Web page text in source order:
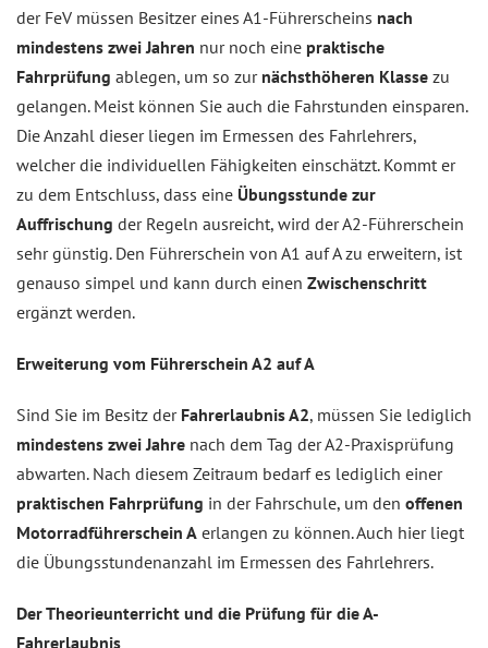
der FeV müssen Besitzer eines A1-Führerscheins nach
mindestens zwei Jahren nur noch eine praktische
Fahrprüfung ablegen, um so zur nächsthöheren Klasse zu
gelangen. Meist können Sie auch die Fahrstunden einsparen.
Die Anzahl dieser liegen im Ermessen des Fahrlehrers,
welcher die individuellen Fähigkeiten einschätzt. Kommt er
zu dem Entschluss, dass eine Übungsstunde zur
Auffrischung der Regeln ausreicht, wird der A2-Führerschein
sehr günstig. Den Führerschein von A1 auf A zu erweitern, ist
genauso simpel und kann durch einen Zwischenschritt
ergänzt werden.
Erweiterung vom Führerschein A2 auf A
Sind Sie im Besitz der Fahrerlaubnis A2, müssen Sie lediglich
mindestens zwei Jahre nach dem Tag der A2-Praxisprüfung
abwarten. Nach diesem Zeitraum bedarf es lediglich einer
praktischen Fahrprüfung in der Fahrschule, um den offenen
Motorradführerschein A erlangen zu können. Auch hier liegt
die Übungsstundenanzahl im Ermessen des Fahrlehrers.
Der Theorieunterricht und die Prüfung für die A-
Fahrerlaubnis